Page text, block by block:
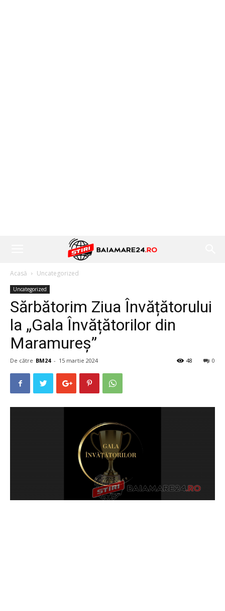
Acasă Uncategorized
Uncategorized
Sărbătorim Ziua Învățătorului
la „Gala Învățătorilor din
Maramureș”
De către BM24 - 15 martie 2024 0
48